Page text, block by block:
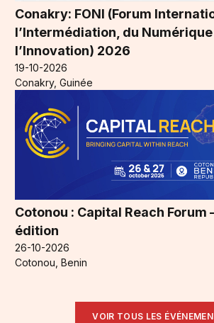
Conakry: FONI (Forum
l’Intermédiation, du
l’Innovation) 2026
19-10-2026
Conakry, Guinée
Cotonou : Capital Reach Forum
édition
26-10-2026
Cotonou, Benin
VOIR TOUS LES